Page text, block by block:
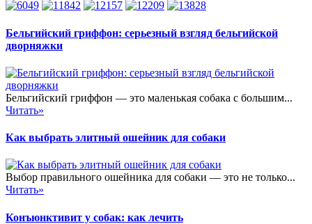
Бельгийский гриффон: серьезный взгляд бельгийской
дворняжки
Бельгийский гриффон — это маленькая собака с большим...
Читать»
Как выбрать элитный ошейник для собаки
Выбор правильного ошейника для собаки — это не только...
Читать»
Конъюнктивит у собак: как лечить